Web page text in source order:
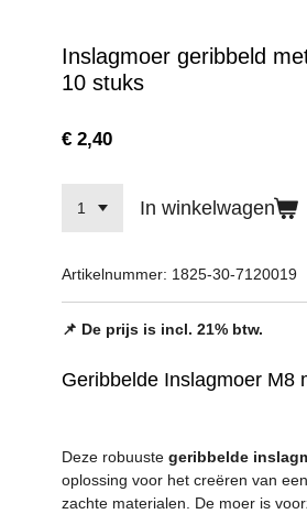
Inslagmoer geribbeld
10 stuks
€ 2,40
In winkelwagen
Artikelnummer: 1825-30-7120019
📌 De prijs is incl. 21% btw.
Geribbelde Inslagmoer M8
Deze robuuste geribbelde
oplossing voor het creëren van
zachte materialen. De moer is